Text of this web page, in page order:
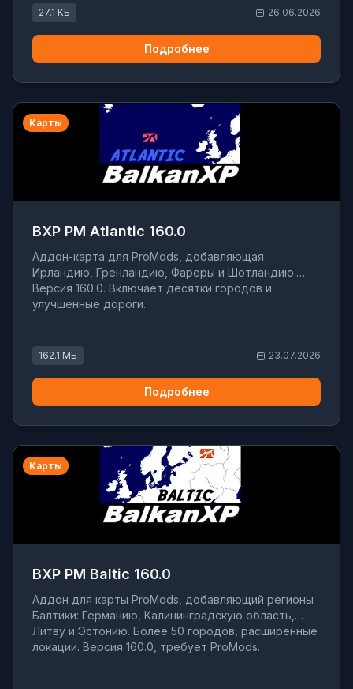
27.1 КБ 26.06.2026
Подробнее
Карты
BXP PM Atlantic 160.0
Аддон-карта для ProMods, добавляющая
Ирландию, Гренландию, Фареры и Шотландию.
Версия 160.0. Включает десятки городов и
улучшенные дороги.
162.1 МБ 23.07.2026
Подробнее
Карты
BXP PM Baltic 160.0
Аддон для карты ProMods, добавляющий регионы
Балтики: Германию, Калининградскую область,
Литву и Эстонию. Более 50 городов, расширенные
локации. Версия 160.0, требует ProMods.